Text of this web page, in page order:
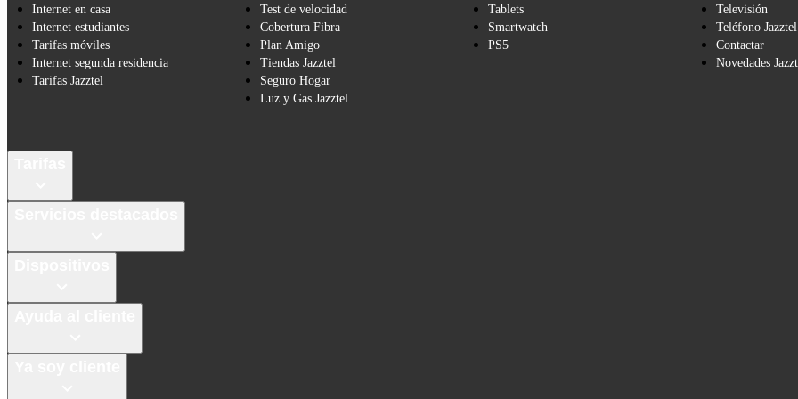
Internet en casa
Internet estudiantes
Tarifas móviles
Internet segunda residencia
Tarifas Jazztel
Test de velocidad
Cobertura Fibra
Plan Amigo
Tiendas Jazztel
Seguro Hogar
Luz y Gas Jazztel
Tablets
Smartwatch
PS5
Televisión
Teléfono Jazztel
Contactar
Novedades